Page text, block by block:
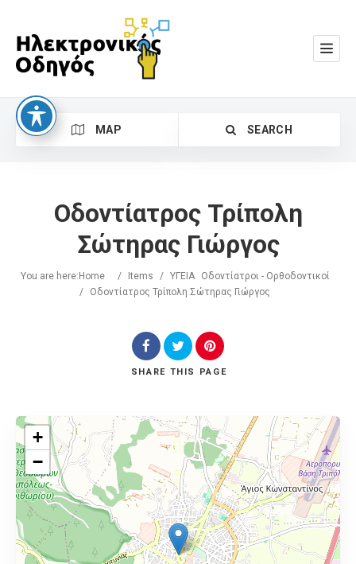
MAP SEARCH
Search
Οδοντίατρος Τρίπολη
Σώτηρας Γιώργος
You are here: Home / Items / ΥΓΕΙΑ
Οδοντίατροι - Ορθοδοντικοί
/
Οδοντίατρος Τρίπολη Σώτηρας Γιώργος
SHARE THIS PAGE
+
−